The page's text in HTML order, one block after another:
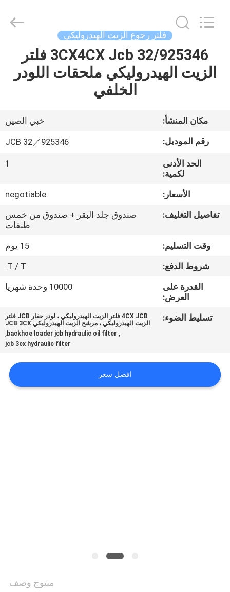
بيت
أشرطة
فيديو
معلومات
جولة
المعمل
رقابة
أخبار
Developed
فلتر رجوع الزيت الهيدروليكي
32/925346 3CX4CX Jcb فلتر
الزيت الهيدروليكي ملحقات اللودر
الخلفي
مكان المنشأ:
خبي الصين
رقم الموديل:
JCB 32／925346
الحد الأدنى
لكمية:
1
الأسعار:
negotiable
تفاصيل التغليف:
صندوق جلد البقر + صندوق من خمس
طبقات
وقت التسليم:
15 يوم
شروط الدفع:
T / T.
القدرة على
العرض:
10000 وحدة شهريا
تسليط الضوء:
4CX JCB فلتر الزيت الهيدروليكي ، لودر حفار JCB فلتر
الزيت الهيدروليكي ، مرشح الزيت الهيدروليكي JCB 3CX
,
backhoe loader jcb hydraulic oil filter
,
jcb 3cx hydraulic filter
افضل سعر
منتوج وصف